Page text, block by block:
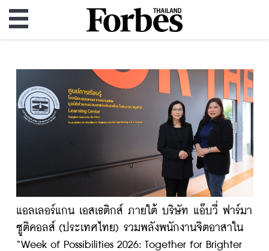
แอลเลอร์แกน เอสเธติกส์ ภายใต้ บริษัท แอ๊บวี่ ฟาร์มา
ซูติคอลส์ (ประเทศไทย) รวมพลังพนักงานจิตอาสาใน
“Week of Possibilities 2026: Together for Brighter